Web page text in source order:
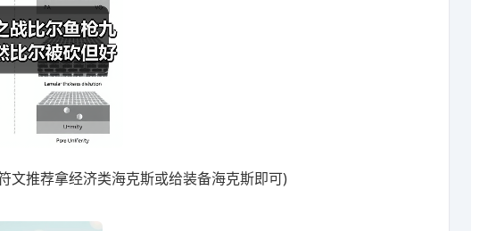
文推荐拿经济类海克斯或给装备海克斯即可)